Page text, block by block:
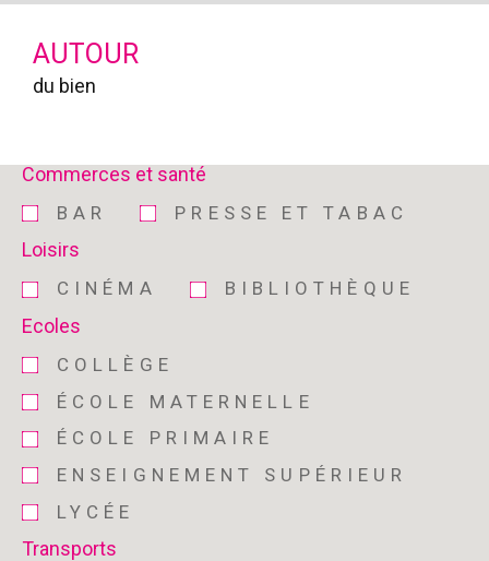
AUTOUR
du bien
Commerces et santé
BAR PRESSE ET TABAC
Loisirs
CINÉMA BIBLIOTHÈQUE
Ecoles
COLLÈGE
ÉCOLE MATERNELLE
ÉCOLE PRIMAIRE
ENSEIGNEMENT SUPÉRIEUR
LYCÉE
Transports